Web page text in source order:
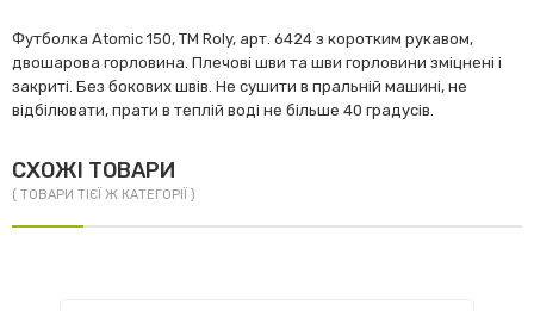
Футболка Atomic 150, ТМ Roly, арт. 6424 з коротким рукавом,
двошарова горловина. Плечові шви та шви горловини зміцнені і
закриті. Без бокових швів. Не сушити в пральній машині, не
відбілювати, прати в теплій воді не більше 40 градусів.
СХОЖІ ТОВАРИ
( ТОВАРИ ТІЄЇ Ж КАТЕГОРІЇ )